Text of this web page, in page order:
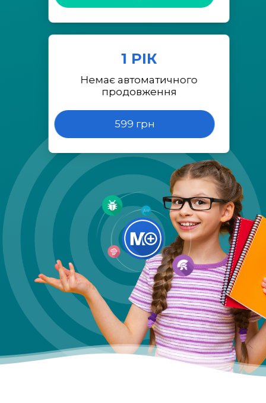
1 РІК
Немає автоматичного
продовження
599 грн